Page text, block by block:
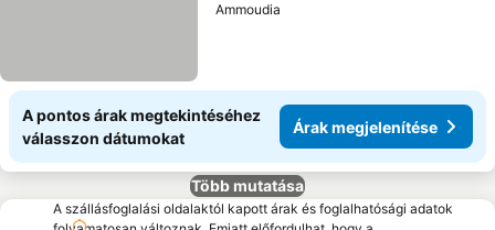
Ammoudia
A pontos árak megtekintéséhez
válasszon dátumokat
Árak megjelenítése
Több mutatása
A szállásfoglalási oldalaktól kapott árak és foglalhatósági adatok